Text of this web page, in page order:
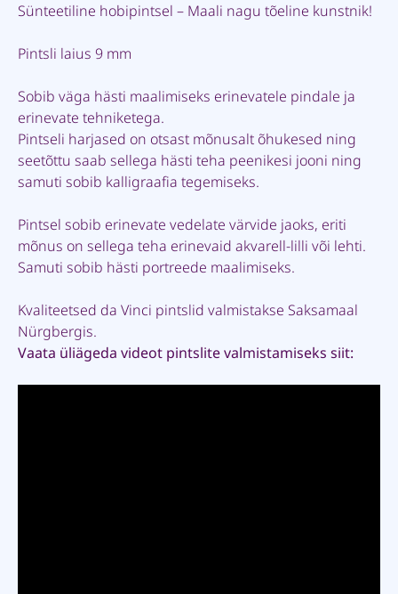
Sünteetiline hobipintsel – Maali nagu tõeline kunstnik!
Pintsli laius 9 mm
Sobib väga hästi maalimiseks erinevatele pindale ja
erinevate tehniketega.
Pintseli harjased on otsast mõnusalt õhukesed ning
seetõttu saab sellega hästi teha peenikesi jooni ning
samuti sobib kalligraafia tegemiseks.
Pintsel sobib erinevate vedelate värvide jaoks, eriti
mõnus on sellega teha erinevaid akvarell-lilli või lehti.
Samuti sobib hästi portreede maalimiseks.
Kvaliteetsed da Vinci pintslid valmistakse Saksamaal
Nürgbergis.
Vaata üliägeda videot pintslite valmistamiseks siit: